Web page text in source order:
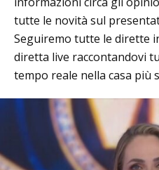
tutte le novità sul
Seguiremo tutte le dirette
diretta live raccontandovi
tempo reale nella casa più